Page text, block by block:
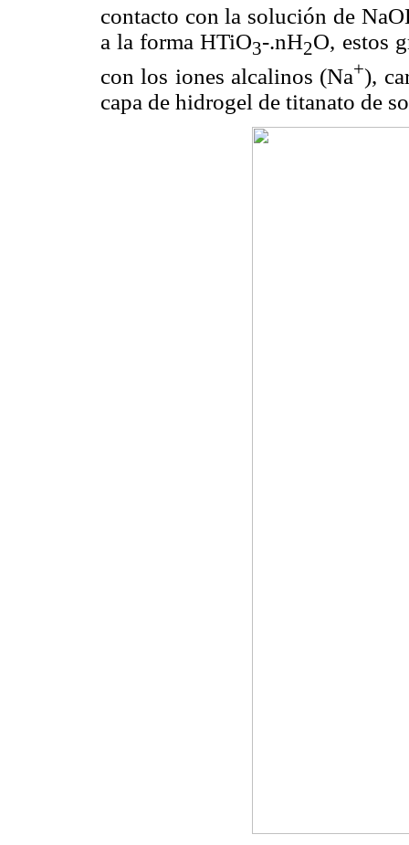
contacto con la solución de
a la forma HTiO3-.nH2O, estos
con los iones alcalinos (Na+),
capa de hidrogel de titanato de